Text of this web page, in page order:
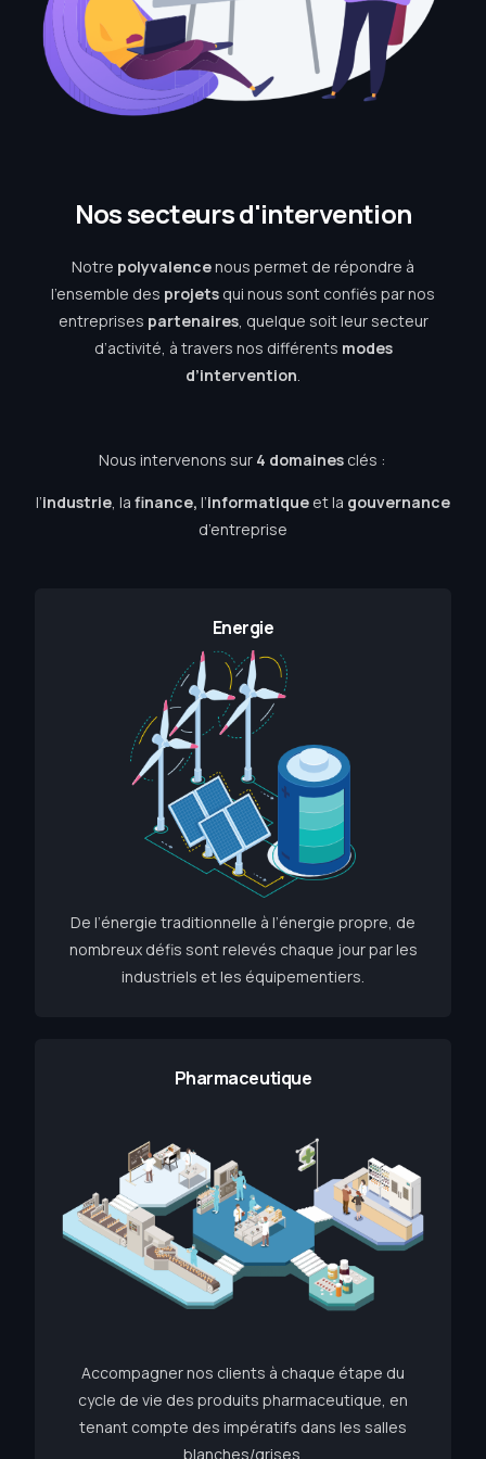
Nossecteursd'intervention
Notre polyvalencenous permet de répondre à
l’ensemble des projets qui nous sont confiés par nos
entreprises partenaires, quelque soit leur secteur
d’activité, à travers nos différents modes
d’intervention.
Nous intervenons sur4 domainesclés :
l’industrie, la finance, l’informatique et la gouvernance
d’entreprise
Energie
De l’énergie traditionnelle à l’énergie propre, de
nombreux défis sont relevés chaque jour par les
industriels et les équipementiers.
Pharmaceutique
Accompagner nos clients à chaque étape du
cycle de vie des produits pharmaceutique, en
tenant compte des impératifs dans les salles
blanches/grises.